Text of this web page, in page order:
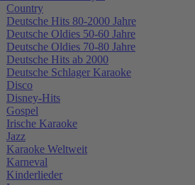
Country
Deutsche Hits 80-2000 Jahre
Deutsche Oldies 50-60 Jahre
Deutsche Oldies 70-80 Jahre
Deutsche Hits ab 2000
Deutsche Schlager Karaoke
Disco
Disney-Hits
Gospel
Irische Karaoke
Jazz
Karaoke Weltweit
Karneval
Kinderlieder